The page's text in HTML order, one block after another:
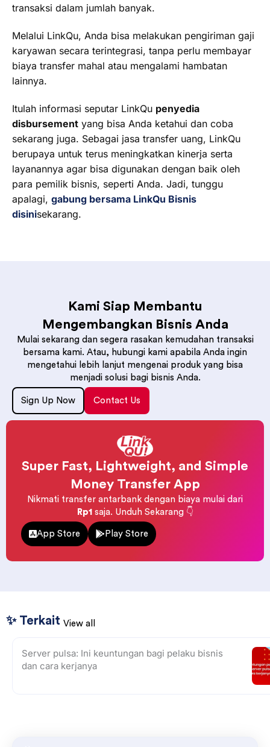
transaksi dalam jumlah banyak.
Melalui LinkQu, Anda bisa melakukan pengiriman gaji
karyawan secara terintegrasi, tanpa perlu membayar
biaya transfer mahal atau mengalami hambatan
lainnya.
Itulah informasi seputar LinkQu penyedia
disbursement yang bisa Anda ketahui dan coba
sekarang juga. Sebagai jasa transfer uang, LinkQu
berupaya untuk terus meningkatkan kinerja serta
layanannya agar bisa digunakan dengan baik oleh
para pemilik bisnis, seperti Anda. Jadi, tunggu
apalagi, gabung bersama LinkQu Bisnis
disinisekarang.
Kami Siap Membantu
Mengembangkan Bisnis Anda
Mulai sekarang dan segera rasakan kemudahan transaksi
bersama kami. Atau, hubungi kami apabila Anda ingin
mengetahui lebih lanjut mengenai produk yang bisa
menjadi solusi bagi bisnis Anda.
Sign Up Now Contact Us
Super Fast, Lightweight, and Simple
Money Transfer App
Nikmati transfer antarbank dengan biaya mulai dari
Rp1 saja. Unduh Sekarang 👇
App Store Play Store
✨ Terkait View all
Server pulsa: Ini keuntungan bagi pelaku bisnis
dan cara kerjanya